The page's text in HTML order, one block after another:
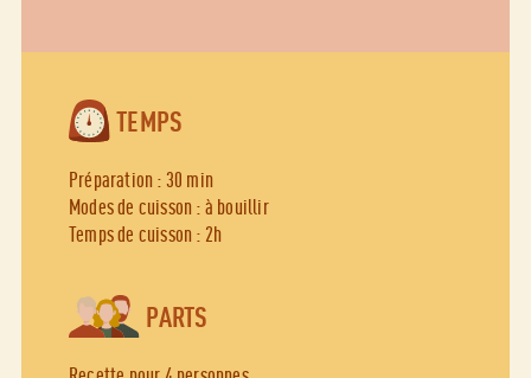
TEMPS
Préparation : 30 min
Modes de cuisson : à bouillir
Temps de cuisson : 2h
PARTS